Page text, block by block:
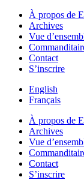
À propos de
Archives
Vue
Contact
S’inscrire
English
Français
À propos de
Archives
Vue
Contact
S’inscrire